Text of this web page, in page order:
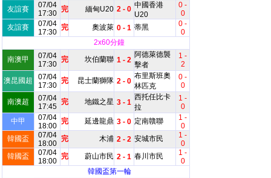
友誼賽
07/04
17:30 完 緬甸U20 2 - 0 中國香港
U20
0 -
0
友誼賽
07/04
17:30
完 奧波萊 0 - 1 蒂黑
0 -
0
2x60分鐘
南澳甲
07/04
17:30
完 坎伯蘭聯 1 - 2
阿德萊德襲
擊者
1 -
2
澳昆國超
07/04
17:30
完 昆士蘭獅隊 2 - 0
布里斯班奧
林匹克
0 -
0
南澳超
07/04
17:45
完 地鐵之星 3 - 1
西托任比卡
拉
1 -
0
中甲
07/04
18:00
完 延邊龍鼎 3 - 0 定南贛聯
1 -
0
韓國盃
07/04
18:00
完 木浦 2 - 2 安城市民
1 -
0
韓國盃
07/04
18:00
完 蔚山市民 2 - 1 春川市民
1 -
0
韓國盃第一輪